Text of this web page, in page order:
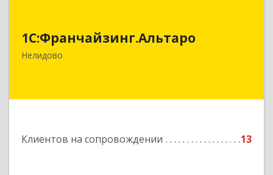
1С:Франчайзинг.Альтаро
Нелидово
Клиентов на сопровождении 13
172527, Тверская обл, Нелидово г, Матросова